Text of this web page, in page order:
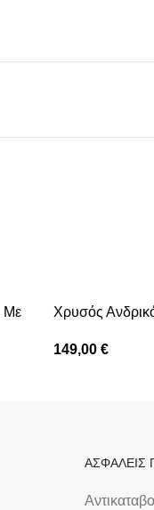
Με
Xρυσός
149,00 €
ΑΣΦΑΛΕΙΣ